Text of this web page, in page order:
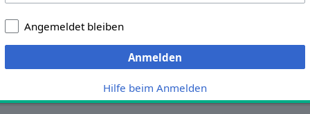
Angemeldet bleiben
Anmelden
Hilfe beim Anmelden